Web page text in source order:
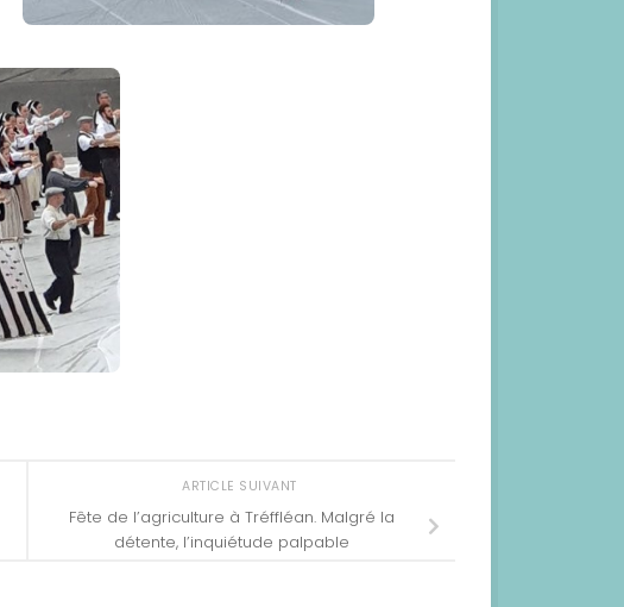
ARTICLE SUIVANT
Fête de l’agriculture à Tréffléan. Malgré la
détente, l’inquiétude palpable